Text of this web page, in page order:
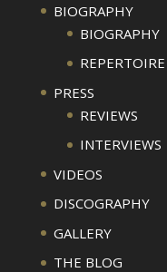
BIOGRAPHY
BIOGRAPHY
REPERTOIRE
PRESS
REVIEWS
INTERVIEWS
VIDEOS
DISCOGRAPHY
GALLERY
THE BLOG